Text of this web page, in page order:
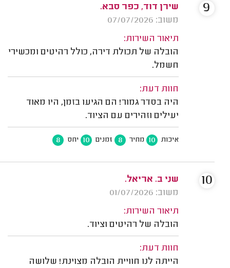
שירן דוד, כפר סבא.
משוב: 07/07/2026
תיאור השירות:
הובלה של תכולת דירה, כולל רהיטים ומכשירי
חשמל.
חוות דעת:
היה בסדר גמור! הם הגיעו בזמן, היו מאוד
יעילים וזהירים עם הציוד.
איכות 10 מחיר 8 זמנים 10 יחס 8
9
שני ב. אריאל.
משוב: 01/07/2026
תיאור השירות:
הובלה של רהיטים וציוד.
חוות דעת:
הייתה לנו חוויית הובלה מצוינת! שלושה
10